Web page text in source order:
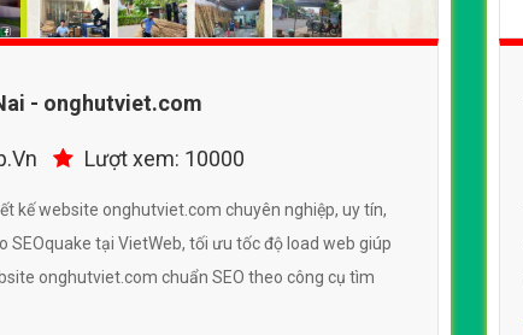
- onghutviet.com
Lượt xem: 10000
kế website onghutviet.com chuyên nghiệp, uy tín,
SEOquake tại VietWeb, tối ưu tốc độ load web giúp
onghutviet.com chuẩn SEO theo công cụ tìm